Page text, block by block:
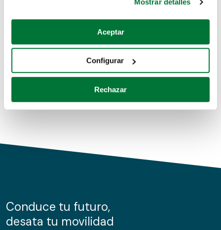
Si lo permite, también quisiéramos:
Recopilar información sobre su ubicación geográfica
Identificar su dispositivo analizándolo activamente
para buscar características específicas (huellas
Obtenga más información sobre cómo se procesan sus
de cookies.
información sobre el uso que haga del sitio web con
nuestros partners de redes sociales, publicidad y análisis
Mostrar detalles
Aceptar
Configurar
Rechazar
Coches de segunda mano
Coches de km0
Conduce tu futuro,
desata tu movilidad